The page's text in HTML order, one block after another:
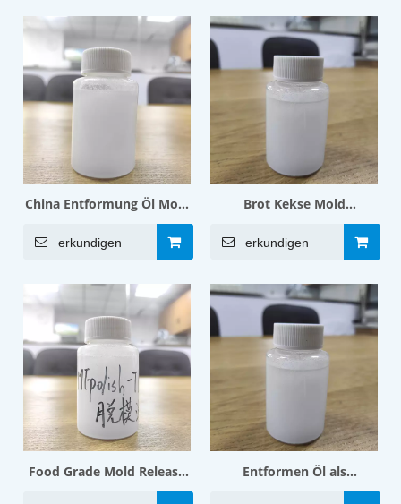
China Entformung Öl Mold
Release Schmiermittel für
Süßwaren
erkundigen
Brot Kekse Mold
Entformung Öl mit
Lebensmittelqualität
erkundigen
Food Grade Mold Release
Öl in Bäckerei Foods Mold
Entformen Öl als
Formtrennmittel in